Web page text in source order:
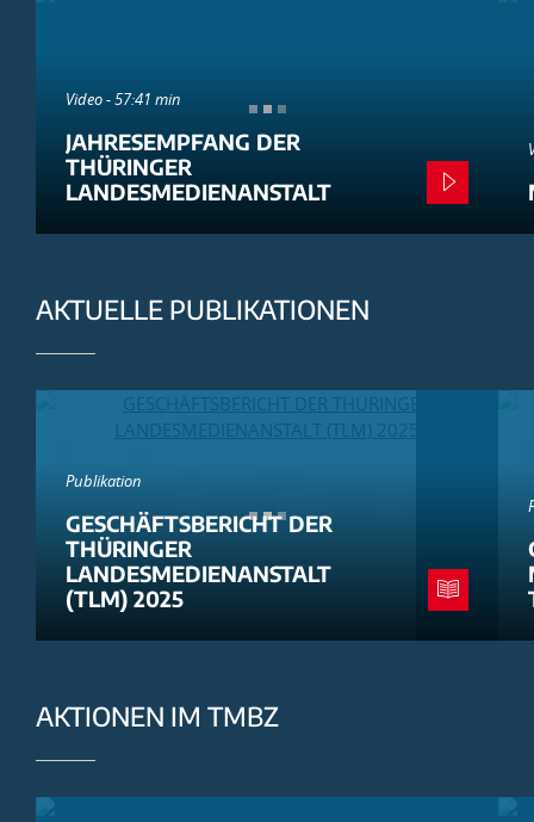
Video - 57:41 min
JAHRESEMPFANG DER
THÜRINGER
LANDESMEDIENANSTALT
AKTUELLE PUBLIKATIONEN
Publikation
GESCHÄFTSBERICHT DER
THÜRINGER
LANDESMEDIENANSTALT
(TLM) 2025
AKTIONEN IM TMBZ